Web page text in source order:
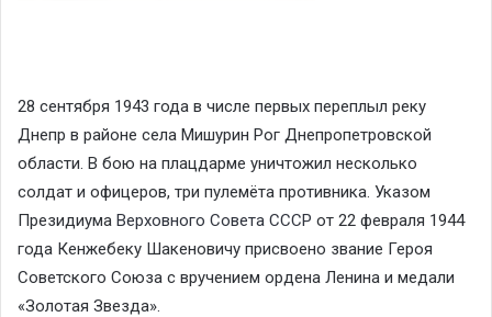
28 сентября 1943 года в числе первых переплыл реку
Днепр в районе села Мишурин Рог Днепропетровской
области. В бою на плацдарме уничтожил несколько
солдат и офицеров, три пулемёта противника. Указом
Президиума Верховного Совета СССР от 22 февраля 1944
года Кенжебеку Шакеновичу присвоено звание Героя
Советского Союза с вручением ордена Ленина и медали
«Золотая Звезда».